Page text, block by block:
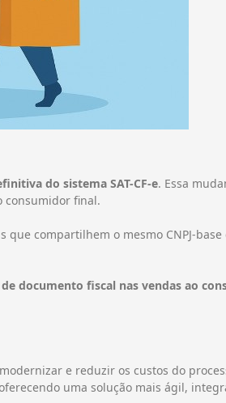
do sistema SAT-CF-e. Essa
consumidor final.
que compartilhem o mesmo CNPJ-base
documento fiscal nas vendas ao
e reduzir os custos do
uma solução mais ágil,